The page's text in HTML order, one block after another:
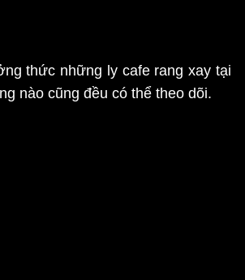
thức những ly cafe rang xay tại
nào cũng đều có thể theo dõi.